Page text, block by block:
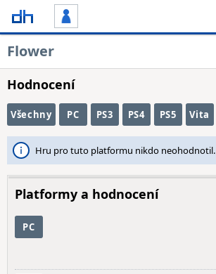
Flower
Hodnocení
Všechny PC PS3 PS4 PS5 Vita
Hru pro tuto platformu nikdo neohodnotil.
Platformy a hodnocení
PC